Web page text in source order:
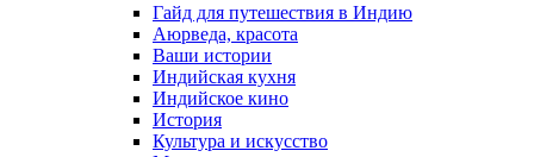
Гайд для путешествия в Индию
Аюрведа, красота
Ваши истории
Индийская кухня
Индийское кино
История
Культура и искусство